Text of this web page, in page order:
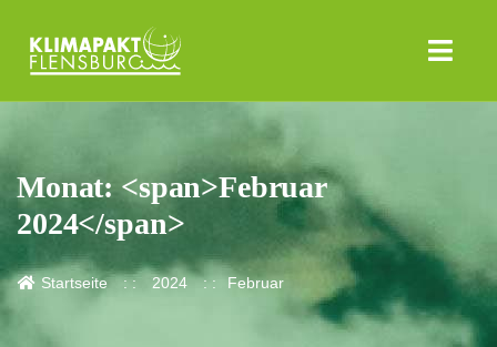
Monat: <span>Februar
2024</span>
Startseite 2024 Februar